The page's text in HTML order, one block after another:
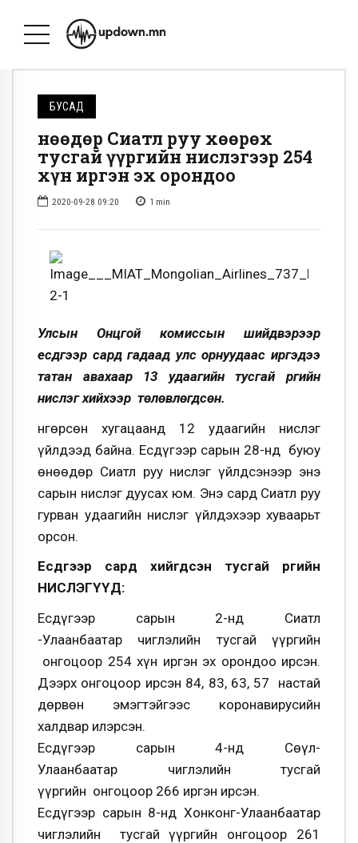
БУСАД
Өнөөдөр Сиатл руу хөөрөх
тусгай үүргийн нислэгээр 254
хүн иргэн эх орондоо
2020-09-28 09:20 1 min
Улсын Онцгой комиссын шийдвэрээр
есдүгээр сард гадаад улс орнуудаас иргэдээ
татан авахаар 13 удаагийн тусгай үүргийн
нислэг хийхээр төлөвлөгдсөн.
Өнгөрсөн хугацаанд 12 удаагийн нислэг
үйлдээд байна. Есдүгээр сарын 28-нд буюу
өнөөдөр Сиатл руу нислэг үйлдсэнээр энэ
сарын нислэг дуусах юм. Энэ сард Сиатл руу
гурван удаагийн нислэг үйлдэхээр хуваарьт
орсон.
Есдүгээр сард хийгдсэн тусгай үүргийн
НИСЛЭГҮҮД:
Есдүгээр сарын 2-нд Сиатл
-Улаанбаатар чиглэлийн тусгай үүргийн
онгоцоор 254 хүн иргэн эх орондоо ирсэн.
Дээрх онгоцоор ирсэн 84, 83, 63, 57 настай
дөрвөн эмэгтэйгээс коронавирусийн
халдвар илэрсэн.
Есдүгээр сарын 4-нд Сөүл-
Улаанбаатар чиглэлийн тусгай
үүргийн онгоцоор 266 иргэн ирсэн.
Есдүгээр сарын 8-нд Хонконг-Улаанбаатар
чиглэлийн тусгай үүргийн онгоцоор 261